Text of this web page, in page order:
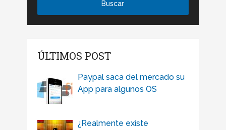
ÚLTIMOS POST
Paypal saca del mercado su
App para algunos OS
¿Realmente existe